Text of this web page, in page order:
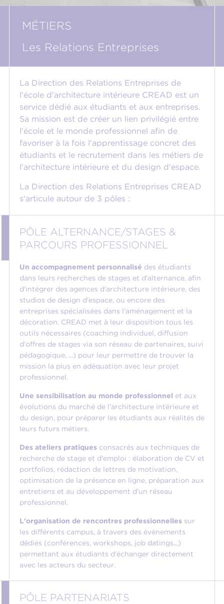
MÉTIERS
Les Relations Entreprises
La Direction des Relations Entreprises de
l'école d'architecture intérieure CREAD est un
service dédié aux étudiants et aux entreprises.
Sa mission est de créer un lien privilégié entre
l'école et le monde professionnel afin de
favoriser à la fois l'apprentissage concret des
étudiants et le recrutement dans les métiers de
l'architecture intérieure et du design d'espace.
La Direction des Relations Entreprises CREAD
s'articule autour de 3 pôles :
PÔLE ALTERNANCE/STAGES &
PARCOURS PROFESSIONNEL
Un accompagnement personnalisé des étudiants
dans leurs recherches de stages et d'alternance, afin
d'intégrer des agences d'architecture intérieure, des
studios de design d'espace, ou encore des
entreprises spécialisées dans l'aménagement et la
décoration. CREAD met à leur disposition tous les
outils nécessaires (coaching individuel, diffusion
d'offres de stages via son réseau de partenaires, suivi
pédagogique, ...) pour leur permettre de trouver la
mission la plus en adéquation avec leur projet
professionnel.
Une sensibilisation au monde professionnel et aux
évolutions du marché de l'architecture intérieure et
du design, pour préparer les étudiants aux réalités de
leurs futurs métiers.
Des ateliers pratiquesconsacrés aux techniques de
recherche de stage et d'emploi : élaboration de CV et
portfolios, rédaction de lettres de motivation,
optimisation de la présence en ligne, préparation aux
entretiens et au développement d'un réseau
professionnel.
L'organisation de rencontres professionnellessur
les différents campus, à travers des événements
dédiés (conférences, workshops, job datings...)
permettant aux étudiants d'échanger directement
avec les acteurs du secteur.
PÔLE PARTENARIATS